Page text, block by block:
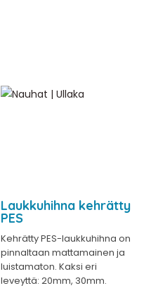
Laukkuhihna kehrätty
PES
Kehrätty PES-laukkuhihna on
pinnaltaan mattamainen ja
luistamaton. Kaksi eri
leveyttä: 20mm, 30mm.